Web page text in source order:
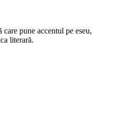
pune accentul pe eseu,
literară.